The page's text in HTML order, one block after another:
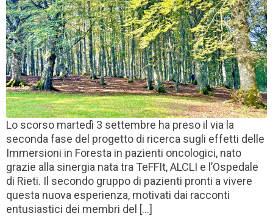
Lo scorso martedì 3 settembre ha preso il via la
seconda fase del progetto di ricerca sugli effetti delle
Immersioni in Foresta in pazienti oncologici, nato
grazie alla sinergia nata tra TeFFIt, ALCLI e l’Ospedale
di Rieti. Il secondo gruppo di pazienti pronti a vivere
questa nuova esperienza, motivati dai racconti
entusiastici dei membri del […]